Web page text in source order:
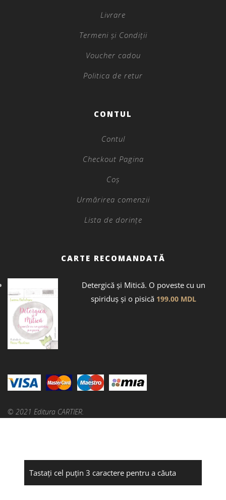
Livrare
Termeni și Condiții
Voucher cadou
Politica de retur
CONTUL
Contul
Checkout Pagina
Coș
Urmărirea comenzii
Lista de dorințe
CARTE RECOMANDATĂ
Detergică și Mitică. O poveste cu un
spiriduș și o pisică 199.00 MDL
© 2021 Editura CARTIER.